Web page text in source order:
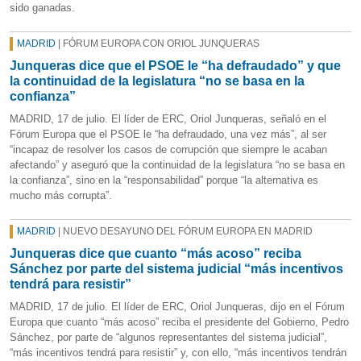
sido ganadas.
MADRID | FÓRUM EUROPA CON ORIOL JUNQUERAS
Junqueras dice que el PSOE le “ha defraudado” y que
la continuidad de la legislatura “no se basa en la
confianza”
MADRID, 17 de julio. El líder de ERC, Oriol Junqueras, señaló en el
Fórum Europa que el PSOE le “ha defraudado, una vez más”, al ser
“incapaz de resolver los casos de corrupción que siempre le acaban
afectando” y aseguró que la continuidad de la legislatura “no se basa en
la confianza”, sino en la “responsabilidad” porque “la alternativa es
mucho más corrupta”.
MADRID | NUEVO DESAYUNO DEL FÓRUM EUROPA EN MADRID
Junqueras dice que cuanto “más acoso” reciba
Sánchez por parte del sistema judicial “más incentivos
tendrá para resistir”
MADRID, 17 de julio. El líder de ERC, Oriol Junqueras, dijo en el Fórum
Europa que cuanto “más acoso” reciba el presidente del Gobierno, Pedro
Sánchez, por parte de “algunos representantes del sistema judicial”,
“más incentivos tendrá para resistir” y, con ello, “más incentivos tendrán